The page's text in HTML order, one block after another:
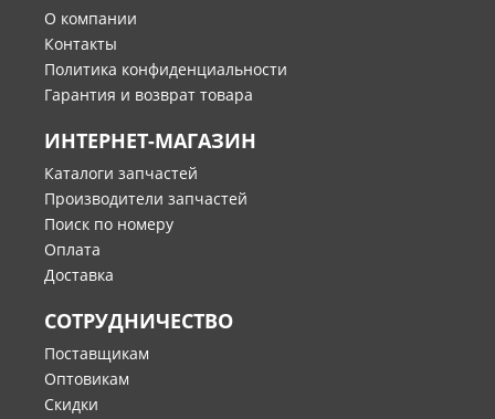
О компании
Контакты
Политика конфиденциальности
Гарантия и возврат товара
ИНТЕРНЕТ-МАГАЗИН
Каталоги запчастей
Производители запчастей
Поиск по номеру
Оплата
Доставка
СОТРУДНИЧЕСТВО
Поставщикам
Оптовикам
Скидки